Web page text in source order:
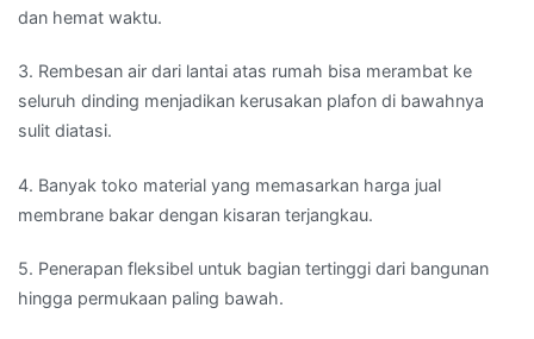
dan hemat waktu.
3. Rembesan air dari lantai atas rumah bisa merambat ke
seluruh dinding menjadikan kerusakan plafon di bawahnya
sulit diatasi.
4. Banyak toko material yang memasarkan harga jual
membrane bakar dengan kisaran terjangkau.
5. Penerapan fleksibel untuk bagian tertinggi dari bangunan
hingga permukaan paling bawah.